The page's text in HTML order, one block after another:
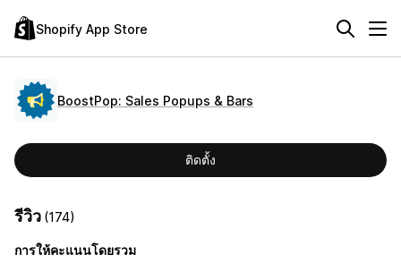
Shopify App Store
BoostPop: Sales Popups & Bars
ติดตั้ง
รีวิว (174)
การให้คะแนนโดยรวม